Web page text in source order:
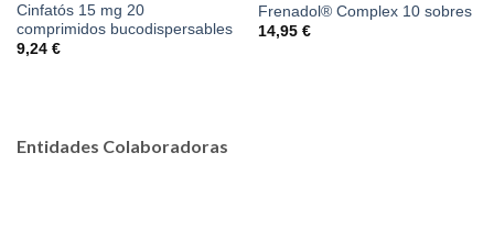
Cinfatós 15 mg 20
comprimidos bucodispersables
9,24 €
Frenadol® Complex 10 sobres
14,95 €
Entidades Colaboradoras